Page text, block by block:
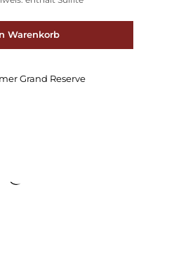
Warenkorb